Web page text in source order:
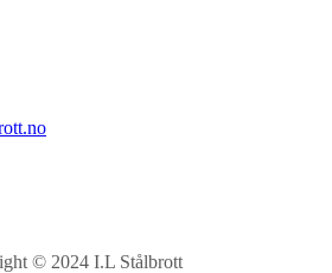
© 2024 I.L Stålbrott